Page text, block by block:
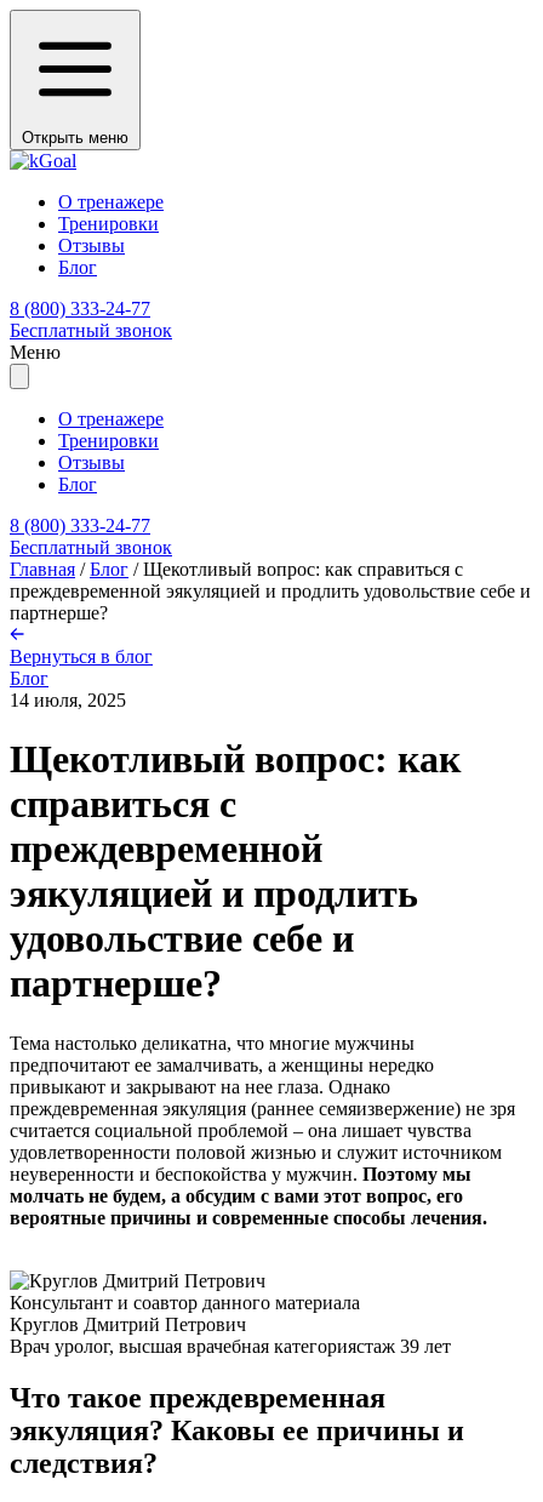
Открыть меню
О тренажере
Тренировки
Отзывы
Блог
8 (800) 333-24-77
Бесплатный звонок
Меню
О тренажере
Тренировки
Отзывы
Блог
8 (800) 333-24-77
Бесплатный звонок
Главная /Блог /Щекотливый вопрос: как справиться с
преждевременной эякуляцией и продлить удовольствие себе и
партнерше?
Вернуться в блог
Блог
14 июля, 2025
Щекотливый вопрос: как
справиться с
преждевременной
эякуляцией и продлить
удовольствие себе и
партнерше?
Тема настолько деликатна, что многие мужчины
предпочитают ее замалчивать, а женщины нередко
привыкают и закрывают на нее глаза. Однако
преждевременная эякуляция (раннее семяизвержение) не зря
считается социальной проблемой – она лишает чувства
удовлетворенности половой жизнью и служит источником
неуверенности и беспокойства у мужчин. Поэтому мы
молчать не будем, а обсудим с вами этот вопрос, его
вероятные причины и современные способы лечения.
Консультант и соавтор данного материала
Круглов Дмитрий Петрович
Врач уролог, высшая врачебная категориястаж 39 лет
Что такое преждевременная
эякуляция? Каковы ее причины и
следствия?